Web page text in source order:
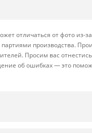
отличаться от фото из-
производства.
Просим вас
об ошибках — это